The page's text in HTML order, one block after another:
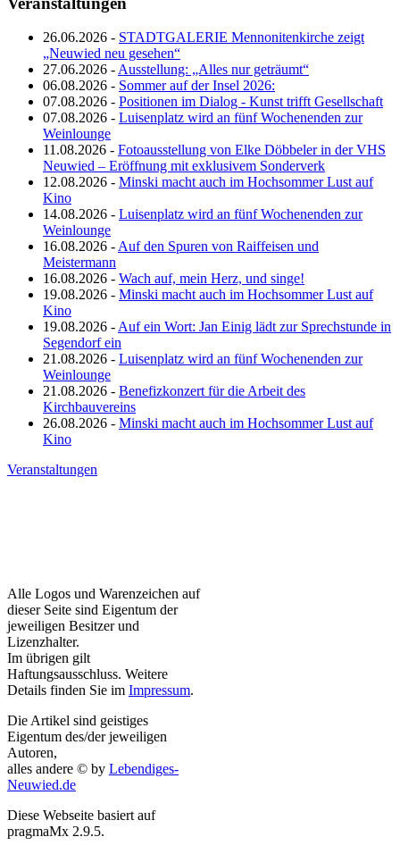
26.06.2026 - STADTGALERIE Mennonitenkirche zeigt
„Neuwied neu gesehen“
27.06.2026 - Ausstellung: „Alles nur geträumt“
06.08.2026 - Sommer auf der Insel 2026:
07.08.2026 - Positionen im Dialog - Kunst trifft Gesellschaft
07.08.2026 - Luisenplatz wird an fünf Wochenenden zur
Weinlounge
11.08.2026 - Fotoausstellung von Elke Döbbeler in der VHS
Neuwied – Eröffnung mit exklusivem Sonderverk
12.08.2026 - Minski macht auch im Hochsommer Lust auf
Kino
14.08.2026 - Luisenplatz wird an fünf Wochenenden zur
Weinlounge
16.08.2026 - Auf den Spuren von Raiffeisen und
Meistermann
16.08.2026 - Wach auf, mein Herz, und singe!
19.08.2026 - Minski macht auch im Hochsommer Lust auf
Kino
19.08.2026 - Auf ein Wort: Jan Einig lädt zur Sprechstunde in
Segendorf ein
21.08.2026 - Luisenplatz wird an fünf Wochenenden zur
Weinlounge
21.08.2026 - Benefizkonzert für die Arbeit des
Kirchbauvereins
26.08.2026 - Minski macht auch im Hochsommer Lust auf
Kino
Veranstaltungen
Alle Logos und Warenzeichen auf
dieser Seite sind Eigentum der
jeweiligen Besitzer und
Lizenzhalter.
Im übrigen gilt
Haftungsausschluss. Weitere
Details finden Sie im Impressum.
Die Artikel sind geistiges
Eigentum des/der jeweiligen
Autoren,
alles andere © by Lebendiges-
Neuwied.de
Diese Webseite basiert auf
pragmaMx 2.9.5.